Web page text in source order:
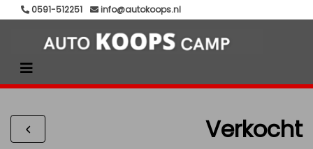
0591-512251 info@autokoops.nl
Verkocht